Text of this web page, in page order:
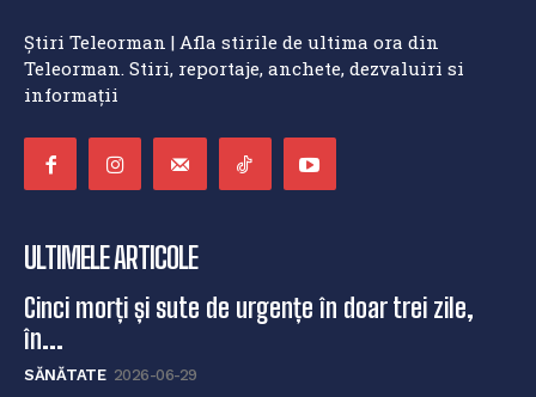
Știri Teleorman | Afla stirile de ultima ora din
Teleorman. Stiri, reportaje, anchete, dezvaluiri si
informații
ULTIMELE ARTICOLE
Cinci morți și sute de urgențe în doar trei zile,
în...
SĂNĂTATE 2026-06-29